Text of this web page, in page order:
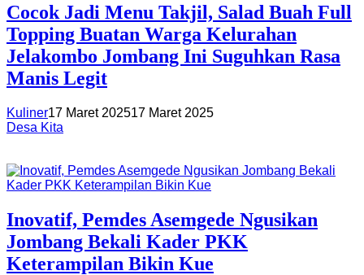
Cocok Jadi Menu Takjil, Salad Buah Full
Topping Buatan Warga Kelurahan
Jelakombo Jombang Ini Suguhkan Rasa
Manis Legit
Kuliner17 Maret 202517 Maret 2025
Desa Kita
Inovatif, Pemdes Asemgede Ngusikan
Jombang Bekali Kader PKK
Keterampilan Bikin Kue